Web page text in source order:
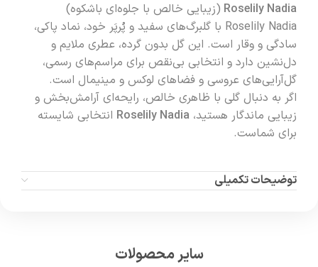
Roselily Nadia (زیبایی خالص با جلوه‌ای باشکوه)
Roselily Nadia با گلبرگ‌های سفید و پُرپَر خود، نماد پاکی،
سادگی و وقار است. این گل بدون گرده، عطری ملایم و
دل‌نشین دارد و انتخابی بی‌نقص برای مراسم‌های رسمی،
گل‌آرایی‌های عروسی و فضاهای لوکس و مینیمال است.
اگر به دنبال گلی با ظاهری خالص، رایحه‌ای آرامش‌بخش و
زیبایی ماندگار هستید، Roselily Nadia انتخابی شایسته
برای شماست.
توضیحات تکمیلی
سایر محصولات